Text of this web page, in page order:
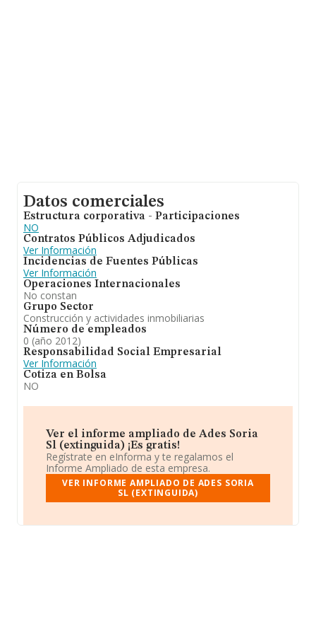
Datos comerciales
Estructura corporativa - Participaciones
NO
Contratos Públicos Adjudicados
Ver Información
Incidencias de Fuentes Públicas
Ver Información
Operaciones Internacionales
No constan
Grupo Sector
Construcción y actividades inmobiliarias
Número de empleados
0 (año 2012)
Responsabilidad Social Empresarial
Ver Información
Cotiza en Bolsa
NO
Ver el informe ampliado de Ades Soria
Sl (extinguida) ¡Es gratis!
Regístrate en eInforma y te regalamos el
Informe Ampliado de esta empresa.
VER INFORME AMPLIADO DE ADES SORIA
SL (EXTINGUIDA)